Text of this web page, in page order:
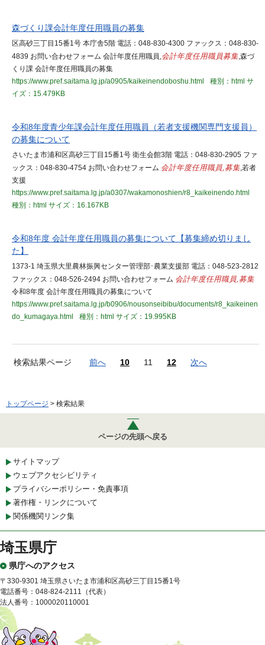
森づくり課会計年度任用職員の募集
区高砂三丁目15番1号 本庁舎5階 電話：048-830-4300 ファックス：048-830-
4839 お問い合わせフォーム 会計年度任用職員,会計年度任用職員募集,森づ
くり課 会計年度任用職員の募集
https://www.pref.saitama.lg.jp/a0905/kaikeinendoboshu.html
種別：html サ
イズ：15.479KB
令和8年度青少年課会計年度任用職員（若者支援機関専門支援員）
の募集について
さいたま市浦和区高砂三丁目15番1号 衛生会館3階 電話：048-830-2905 ファ
ックス：048-830-4754 お問い合わせフォーム 会計年度任用職員,募集,若者
支援
https://www.pref.saitama.lg.jp/a0307/wakamonoshien/r8_kaikeinendo.html
種別：html サイズ：16.167KB
令和8年度 会計年度任用職員の募集について【募集締め切りまし
た】
1373-1 埼玉県大里農林振興センター管理部･農業支援部 電話：048-523-2812
ファックス：048-526-2494 お問い合わせフォーム 会計年度任用職員,募集
令和8年度 会計年度任用職員の募集について
https://www.pref.saitama.lg.jp/b0906/nousonseibibu/documents/r8_kaikeinen
do_kumagaya.html
種別：html サイズ：19.995KB
検索結果ページ 前へ 10 11 12 次へ
トップページ > 検索結果
ページの先頭へ戻る
サイトマップ
ウェブアクセシビリティ
プライバシーポリシー・免責事項
著作権・リンクについて
関係機関リンク集
埼玉県庁
県庁へのアクセス
〒330-9301 埼玉県さいたま市浦和区高砂三丁目15番1号
電話番号：048-824-2111（代表）
法人番号：1000020110001